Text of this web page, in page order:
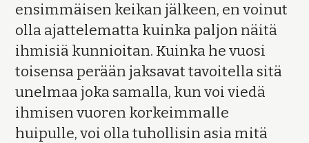
ensimmäisen keikan jälkeen, en voinut
olla ajattelematta kuinka paljon näitä
ihmisiä kunnioitan. Kuinka he vuosi
toisensa perään jaksavat tavoitella sitä
unelmaa joka samalla, kun voi viedä
ihmisen vuoren korkeimmalle
huipulle, voi olla tuhollisin asia mitä